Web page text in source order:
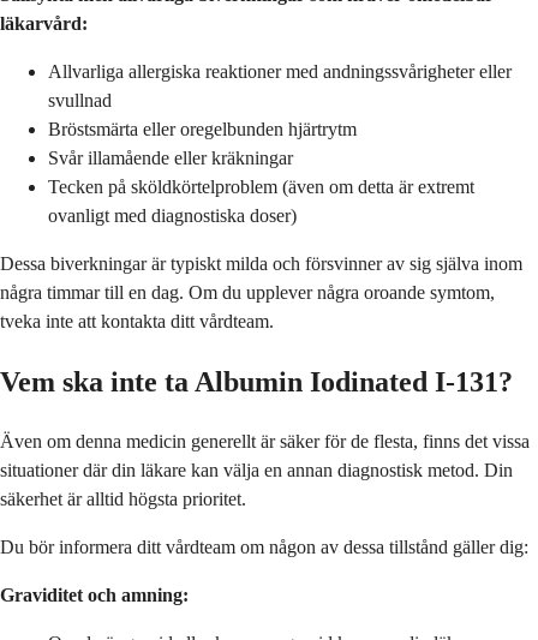
läkarvård:
Allvarliga allergiska reaktioner med andningssvårigheter eller
svullnad
Bröstsmärta eller oregelbunden hjärtrytm
Svår illamående eller kräkningar
Tecken på sköldkörtelproblem (även om detta är extremt
ovanligt med diagnostiska doser)
Dessa biverkningar är typiskt milda och försvinner av sig själva inom
några timmar till en dag. Om du upplever några oroande symtom,
tveka inte att kontakta ditt vårdteam.
Vem ska inte ta Albumin Iodinated I-131?
Även om denna medicin generellt är säker för de flesta, finns det vissa
situationer där din läkare kan välja en annan diagnostisk metod. Din
säkerhet är alltid högsta prioritet.
Du bör informera ditt vårdteam om någon av dessa tillstånd gäller dig:
Graviditet och amning: